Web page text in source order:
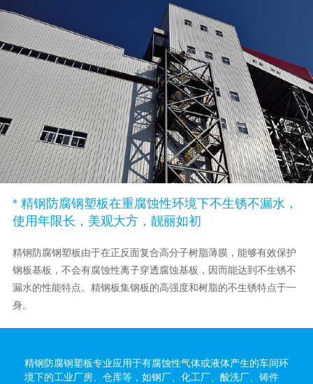
* 精钢防腐钢塑板在重腐蚀性环境下不生锈不漏水，
使用年限长，美观大方，靓丽如初
精钢防腐钢塑板由于在正反面复合高分子树脂薄膜，能够有效保护
钢板基板，不会有腐蚀性离子穿透腐蚀基板，因而能达到不生锈不
漏水的性能特点。精钢板集钢板的高强度和树脂的不生锈特点于一
身。
精钢防腐钢塑板专业应用于有腐蚀性气体或液体产生的车间环
境下的工业厂房、仓库等，如钢厂、化工厂、酸洗厂、铸件